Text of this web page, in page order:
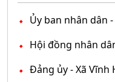
Ủy ban nhân dân
Hội đồng nhân
Đảng ủy - Xã Vĩnh